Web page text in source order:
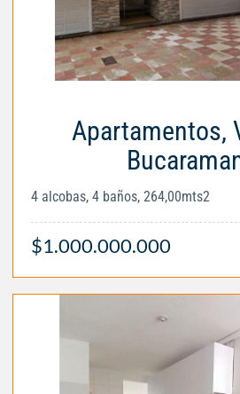
Apartamentos,
4 alcobas, 4 baños, 264,00mts2
$1.000.000.000